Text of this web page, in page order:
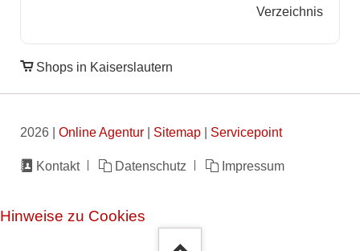
Verzeichnis
Shops in Kaiserslautern
2026 | Online Agentur| Sitemap| Servicepoint
Navigation
Kontakt Datenschutz Impressum
Hinweise zu Cookies